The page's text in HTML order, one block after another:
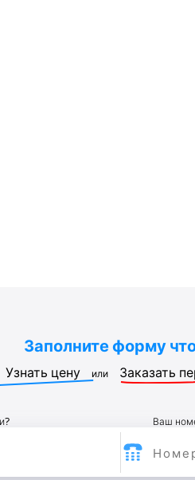
Заполните форму
Узнать цену или Заказать
Ваш